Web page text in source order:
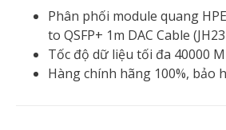
Phân phối module quang HPE
to QSFP+ 1m DAC Cable
Tốc độ dữ liệu tối đa 40000
Hàng chính hãng 100%, bảo